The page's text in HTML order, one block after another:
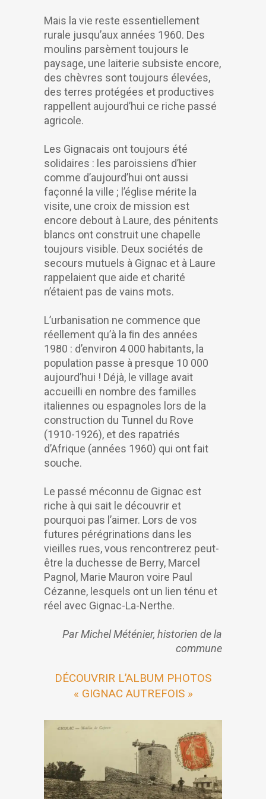
Mais la vie reste essentiellement
rurale jusqu’aux années 1960. Des
moulins parsèment toujours le
paysage, une laiterie subsiste encore,
des chèvres sont toujours élevées,
des terres protégées et productives
rappellent aujourd’hui ce riche passé
agricole.
Les Gignacais ont toujours été
solidaires : les paroissiens d’hier
comme d’aujourd’hui ont aussi
façonné la ville ; l’église mérite la
visite, une croix de mission est
encore debout à Laure, des pénitents
blancs ont construit une chapelle
toujours visible. Deux sociétés de
secours mutuels à Gignac et à Laure
rappelaient que aide et charité
n’étaient pas de vains mots.
L’urbanisation ne commence que
réellement qu’à la ﬁn des années
1980 : d’environ 4 000 habitants, la
population passe à presque 10 000
aujourd’hui ! Déjà, le village avait
accueilli en nombre des familles
italiennes ou espagnoles lors de la
construction du Tunnel du Rove
(1910-1926), et des rapatriés
d’Afrique (années 1960) qui ont fait
souche.
Le passé méconnu de Gignac est
riche à qui sait le découvrir et
pourquoi pas l’aimer. Lors de vos
futures pérégrinations dans les
vieilles rues, vous rencontrerez peut-
être la duchesse de Berry, Marcel
Pagnol, Marie Mauron voire Paul
Cézanne, lesquels ont un lien ténu et
réel avec Gignac-La-Nerthe.
Par Michel Méténier, historien de la
commune
DÉCOUVRIR L’ALBUM PHOTOS
« GIGNAC AUTREFOIS »